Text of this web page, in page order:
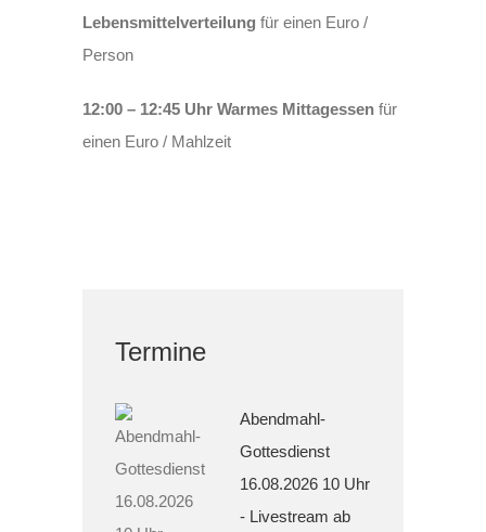
Lebensmittelverteilungfür einen Euro /
Person
12:00 – 12:45 UhrWarmes Mittagessen für
einen Euro / Mahlzeit
Termine
Abendmahl-
Gottesdienst
16.08.2026 10 Uhr
- Livestream ab